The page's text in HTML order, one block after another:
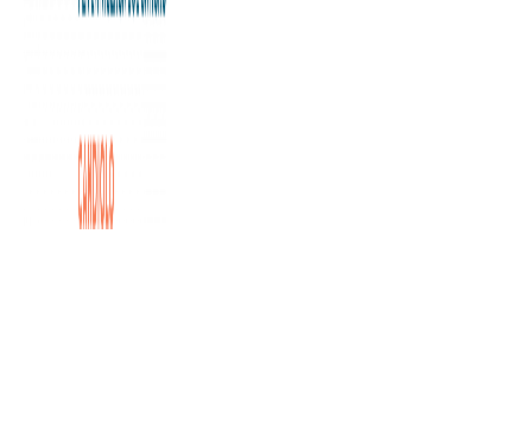
competitiva di 5 km per le strade del paese.
Per tutte le altre informazioni, è possibile visitare la pagina
Pro loco Candiolo.
Non mancate!